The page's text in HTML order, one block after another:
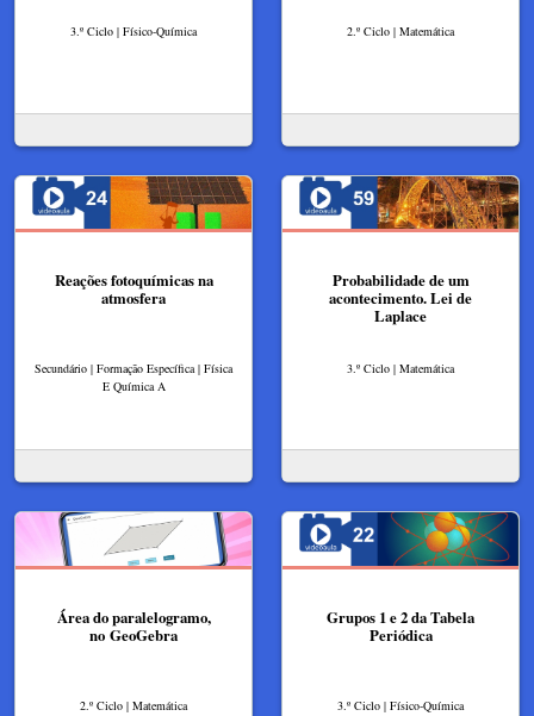
3.º Ciclo | Físico-Química 2.º Ciclo | Matemática
Reações fotoquímicas na
atmosfera
Secundário | Formação Específica | Física
E Química A
Probabilidade de um
acontecimento. Lei de
Laplace
3.º Ciclo | Matemática
Área do paralelogramo,
no GeoGebra
2.º Ciclo | Matemática
Grupos 1 e 2 da Tabela
Periódica
3.º Ciclo | Físico-Química